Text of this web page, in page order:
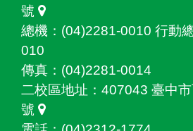
號
總機：(04)2281-0010 行動
010
傳真：(04)2281-0014
二校區地址： 407043 臺中
號